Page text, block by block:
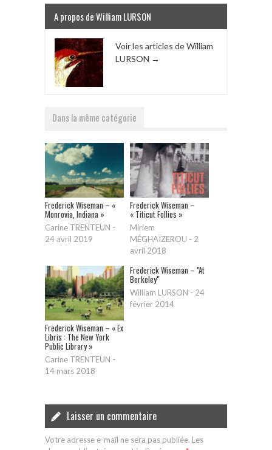
A propos de William LURSON
Voir les articles de William
LURSON →
Dans la même catégorie
Frederick Wiseman – «
Monrovia‚ Indiana »
Carine TRENTEUN -
24 avril 2019
Frederick Wiseman –
« Titicut Follies »
Miriem
MÉGHAÏZEROU - 2
avril 2018
Frederick Wiseman – « Ex
Libris : The New York
Public Library »
Carine TRENTEUN -
14 mars 2018
Frederick Wiseman – "At
Berkeley"
William LURSON - 24
février 2014
Laisser un commentaire
Votre adresse e-mail ne sera pas publiée. Les